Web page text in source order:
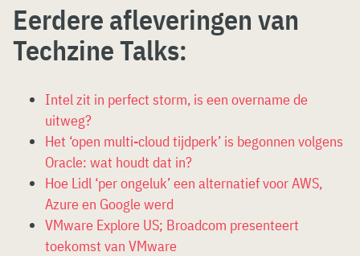
Eerdere afleveringen van
Techzine Talks:
Intel zit in perfect storm, is een overname de
uitweg?
Het ‘open multi-cloud tijdperk’ is begonnen volgens
Oracle: wat houdt dat in?
Hoe Lidl ‘per ongeluk’ een alternatief voor AWS,
Azure en Google werd
VMware Explore US; Broadcom presenteert
toekomst van VMware